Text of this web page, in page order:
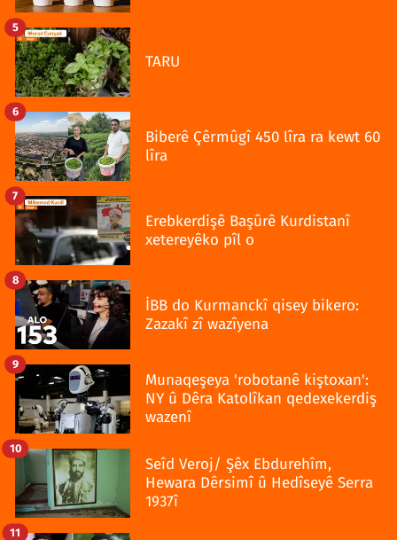
TARU
5
Biberê Çêrmûgî 450 lîra ra kewt 60
lîra
6
Erebkerdişê Başûrê Kurdistanî
xetereyêko pîl o
7
İBB do Kurmanckî qisey bikero:
Zazakî zî wazîyena
8
Munaqeşeya 'robotanê kiştoxan':
NY û Dêra Katolîkan qedexekerdiş
wazenî
9
Seîd Veroj/ Şêx Ebdurehîm,
Hewara Dêrsimî û Hedîseyê Serra
1937î
10
11